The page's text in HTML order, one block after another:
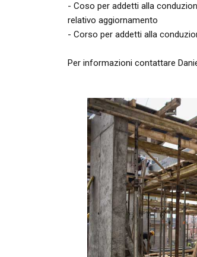
- Coso per addetti alla
relativo aggiornamento
- Corso per addetti alla
Per informazioni contattare